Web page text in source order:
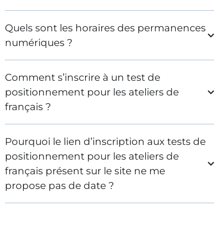
Quels sont les horaires des permanences
numériques ?
Comment s’inscrire à un test de
positionnement pour les ateliers de
français ?
Pourquoi le lien d’inscription aux tests de
positionnement pour les ateliers de
français présent sur le site ne me
propose pas de date ?